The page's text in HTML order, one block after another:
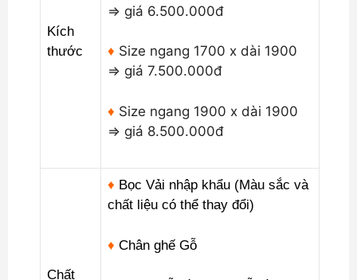
Kích
thước
=> giá 6.500.000đ
♦ Size ngang 1700 x dài 1900
=> giá 7.500.000đ
♦ Size ngang 1900 x dài 1900
=> giá 8.500.000đ
Chất
♦ Bọc Vải nhập khẩu (Màu sắc và
chất liệu có thể thay đổi)
♦ Chân ghế Gỗ